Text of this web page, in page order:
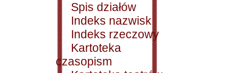
Spis działów
Indeks nazwisk
Indeks rzeczowy
Kartoteka
czasopism